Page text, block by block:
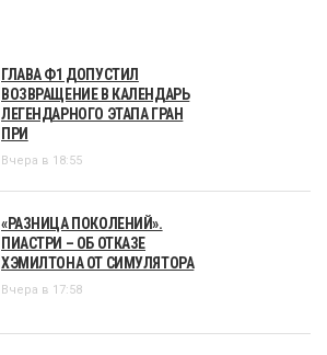
ГЛАВА Ф1 ДОПУСТИЛ
ВОЗВРАЩЕНИЕ В КАЛЕНДАРЬ
ЛЕГЕНДАРНОГО ЭТАПА ГРАН
ПРИ
Вчера в 18:55
«РАЗНИЦА ПОКОЛЕНИЙ».
ПИАСТРИ – ОБ ОТКАЗЕ
ХЭМИЛТОНА ОТ СИМУЛЯТОРА
Вчера в 17:58